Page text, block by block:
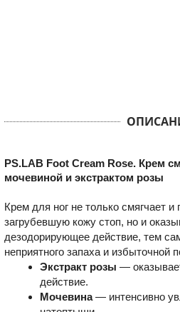
PS.LAB Foot Cream Rose. Крем
мочевиной и экстрактом розы
Крем для ног не только смягчает и
загрубевшую кожу стоп, но и
дезодорирующее действие, тем
неприятного запаха и избыточной
Экстракт розы —
действие.
Мочевина— интенсивно